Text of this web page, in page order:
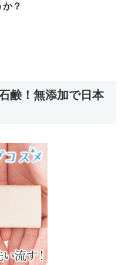
？
鹸！無添加で日本